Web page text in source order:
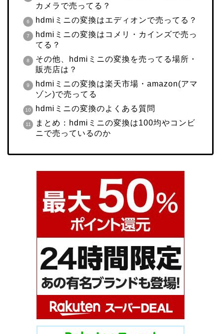
カメラで売ってる？
hdmiミニの変換はエディオンで売ってる？
hdmiミニの変換はコメリ・カインズで売っ
てる？
その他、hdmiミニの変換を売ってる場所・
販売店は？
hdmiミニの変換は楽天市場・amazon(アマ
ゾン)で売ってる
hdmiミニの変換のよくある質問
まとめ：hdmiミニの変換は100均やコンビ
ニで売っているのか